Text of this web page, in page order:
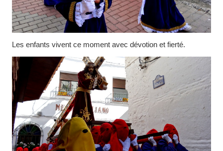
Les enfants vivent ce moment avec dévotion et fierté.